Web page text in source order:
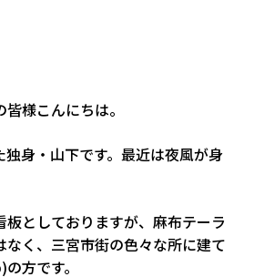
様こんにちは。
身・山下です。最近は夜風が身
板としておりますが、麻布テーラ
なく、三宮市街の色々な所に建て
方です。